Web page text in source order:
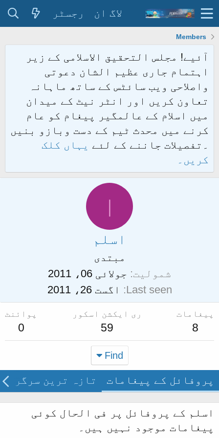
لاگ ان رجسٹر
Members
آئیے! مجلس التحقیق الاسلامی کے زیر
اہتمام جاری عظیم الشان دعوتی
واصلاحی ویب سائٹس کے ساتھ ماہانہ
تعاون کریں اور انٹر نیٹ کے میدان
میں اسلام کے عالمگیر پیغام کو عام
کرنے میں محدث ٹیم کے دست وبازو بنیں
۔تفصیلات جاننے کے لئے یہاں کلک
کریں۔
ا
اسلم
مبتدی
شمولیت جولائی 06، 2011
Last seen
اگست 26، 2011
پیغامات
8
ری ایکشن اسکور
59
پوائنٹ
0
Find
پروفائل کے پیغامات تازہ ترین سرگرمی
اسلم کے پروفائل پر فی الحال کوئی
پیغامات موجود نہیں ہیں۔